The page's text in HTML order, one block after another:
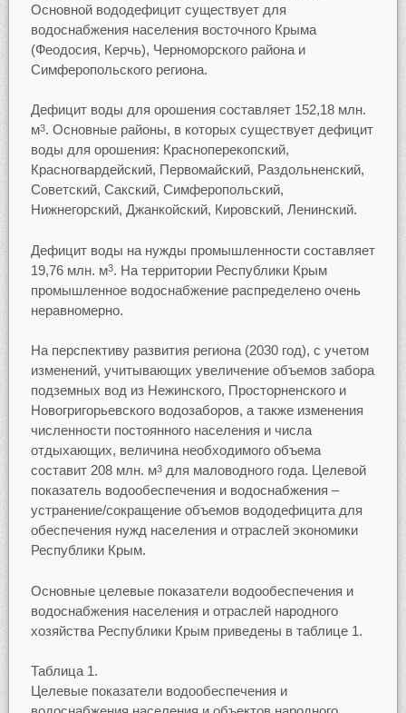
Основной вододефицит существует для
водоснабжения населения восточного Крыма
(Феодосия, Керчь), Черноморского района и
Симферопольского региона.
Дефицит воды для орошения составляет 152,18 млн.
м3. Основные районы, в которых существует дефицит
воды для орошения: Красноперекопский,
Красногвардейский, Первомайский, Раздольненский,
Советский, Сакский, Симферопольский,
Нижнегорский, Джанкойский, Кировский, Ленинский.
Дефицит воды на нужды промышленности составляет
19,76 млн. м3. На территории Республики Крым
промышленное водоснабжение распределено очень
неравномерно.
На перспективу развития региона (2030 год), с учетом
изменений, учитывающих увеличение объемов забора
подземных вод из Нежинского, Просторненского и
Новогригорьевского водозаборов, а также изменения
численности постоянного населения и числа
отдыхающих, величина необходимого объема
составит 208 млн. м3для маловодного года. Целевой
показатель водообеспечения и водоснабжения –
устранение/сокращение объемов вододефицита для
обеспечения нужд населения и отраслей экономики
Республики Крым.
Основные целевые показатели водообеспечения и
водоснабжения населения и отраслей народного
хозяйства Республики Крым приведены в таблице 1.
Таблица 1.
Целевые показатели водообеспечения и